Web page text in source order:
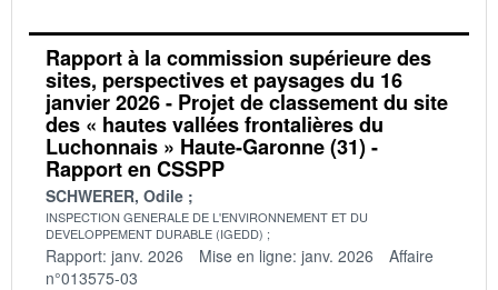
Rapport à la commission supérieure des
sites, perspectives et paysages du 16
janvier 2026 - Projet de classement du site
des « hautes vallées frontalières du
Luchonnais » Haute-Garonne (31) -
Rapport en CSSPP
SCHWERER, Odile
INSPECTION GENERALE DE L'ENVIRONNEMENT ET DU
DEVELOPPEMENT DURABLE (IGEDD)
Rapport: janv. 2026 Mise en ligne: janv. 2026
Affaire
n°013575-03